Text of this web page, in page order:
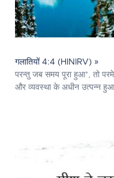
गलातियों 4:4 (HINIRV) »
परन्तु जब समय पूरा हुआ*, तो
और व्यवस्था के अधीन उत्‍पन्‍न